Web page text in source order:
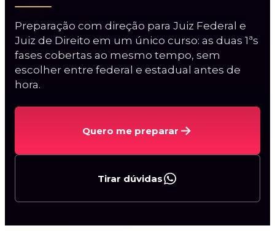
Carreiras da AGU
Procurador do BACEN
Curso AGU + BACEN
Preparação com direção para Juiz Federal e
Juiz de Direito em um único curso: as duas 1ªs
fases cobertas ao mesmo tempo, sem
escolher entre federal e estadual antes de
hora.
Quero me preparar
Tirar dúvidas